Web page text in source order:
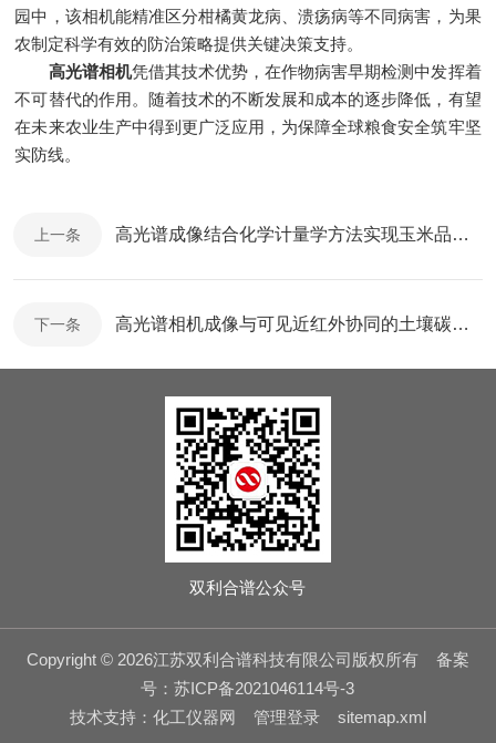
园中，该相机能精准区分柑橘黄龙病、溃疡病等不同病害，为果
农制定科学有效的防治策略提供关键决策支持。
高光谱相机凭借其技术优势，在作物病害早期检测中发挥着
不可替代的作用。随着技术的不断发展和成本的逐步降低，有望
在未来农业生产中得到更广泛应用，为保障全球粮食安全筑牢坚
实防线。
上一条 高光谱成像结合化学计量学方法实现玉米品种高精度识别
下一条 高光谱相机成像与可见近红外协同的土壤碳含量深度学习预测模型构建
双利合谱公众号
Copyright © 2026江苏双利合谱科技有限公司版权所有 备案
号：苏ICP备2021046114号-3
技术支持： 化工仪器网 管理登录 sitemap.xml